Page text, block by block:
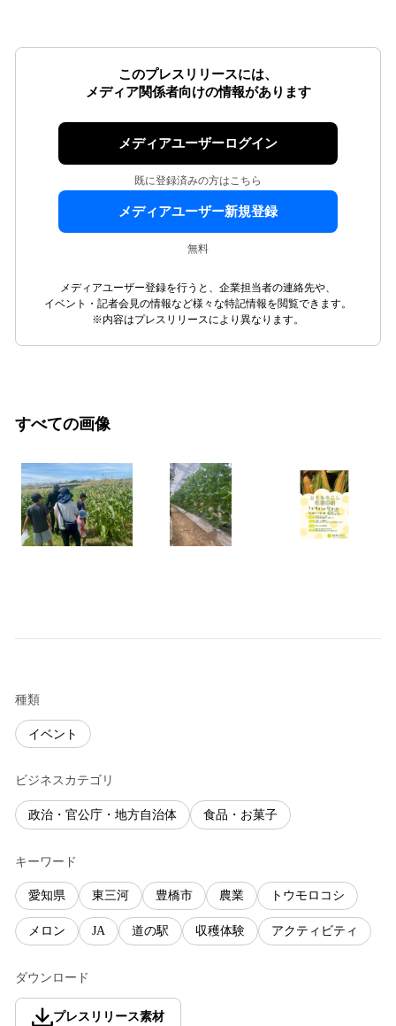
このプレスリリースには、
メディア関係者向けの情報があります
メディアユーザーログイン
既に登録済みの方はこちら
メディアユーザー新規登録
無料
メディアユーザー登録を行うと、企業担当者の連絡先や、
イベント・記者会見の情報など様々な特記情報を閲覧できます。
※内容はプレスリリースにより異なります。
すべての画像
種類
イベント
ビジネスカテゴリ
政治・官公庁・地方自治体 食品・お菓子
キーワード
愛知県 東三河 豊橋市 農業 トウモロコシ
メロン JA 道の駅 収穫体験 アクティビティ
ダウンロード
プレスリリース素材